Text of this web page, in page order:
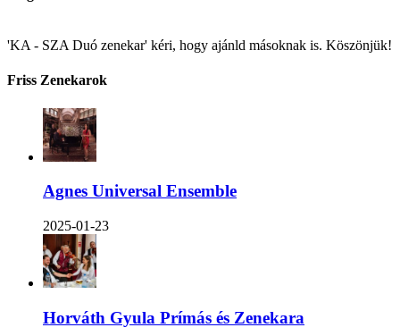
'KA - SZA Duó zenekar' kéri, hogy ajánld másoknak is. Köszönjük!
Friss Zenekarok
Agnes Universal Ensemble
2025-01-23
Horváth Gyula Prímás és Zenekara